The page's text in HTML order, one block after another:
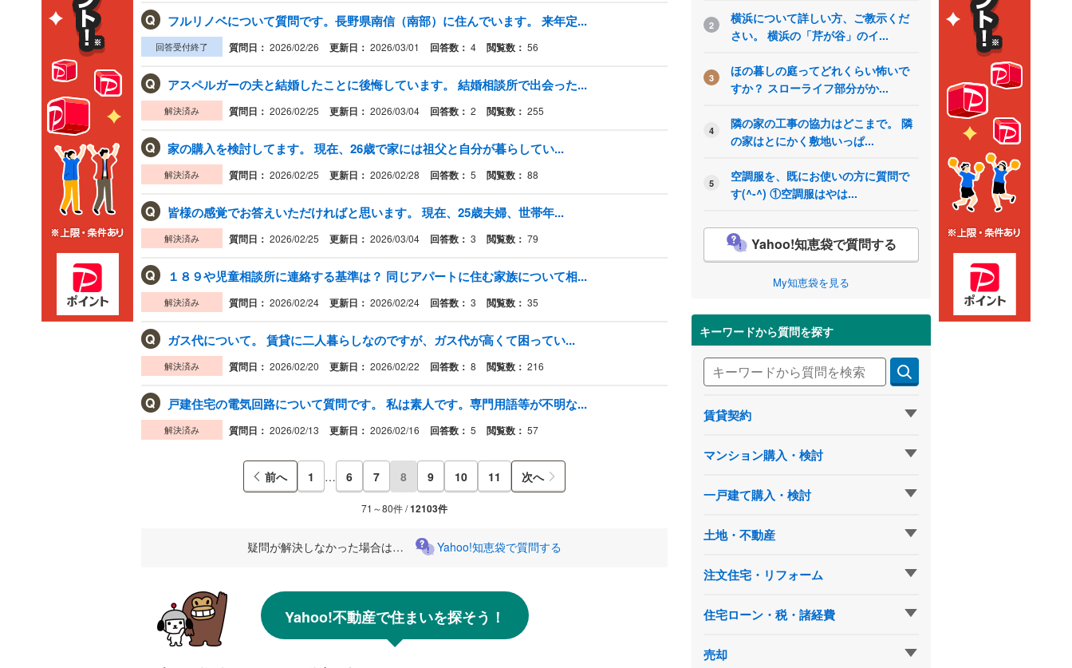
Q フルリノベについて質問です。長野県南信（南部）に住んでいます。 来年定...
回答受付終了 質問日： 2026/02/26 更新日： 2026/03/01 回答数： 4 閲覧数： 56
Q アスペルガーの夫と結婚したことに後悔しています。 結婚相談所で出会った...
解決済み 質問日： 2026/02/25 更新日： 2026/03/04 回答数： 2 閲覧数： 255
Q 家の購入を検討してます。 現在、26歳で家には祖父と自分が暮らしてい...
解決済み 質問日： 2026/02/25 更新日： 2026/02/28 回答数： 5 閲覧数： 88
Q 皆様の感覚でお答えいただければと思います。 現在、25歳夫婦、世帯年...
解決済み 質問日： 2026/02/25 更新日： 2026/03/04 回答数： 3 閲覧数： 79
Q １８９や児童相談所に連絡する基準は？ 同じアパートに住む家族について相...
解決済み 質問日： 2026/02/24 更新日： 2026/02/24 回答数： 3 閲覧数： 35
Q ガス代について。 賃貸に二人暮らしなのですが、ガス代が高くて困ってい...
解決済み 質問日： 2026/02/20 更新日： 2026/02/22 回答数： 8 閲覧数： 216
Q 戸建住宅の電気回路について質問です。 私は素人です。専門用語等が不明な...
解決済み 質問日： 2026/02/13 更新日： 2026/02/16 回答数： 5 閲覧数： 57
前へ 1 … 6 7 8 9 10 11 次へ
71～80件 /12103件
疑問が解決しなかった場合は… Yahoo!知恵袋で質問する
Yahoo!不動産で住まいを探そう！
2
横浜について詳しい方、ご教示くだ
さい。 横浜の「芹が谷」のイ...
3
ほの暮しの庭ってどれくらい怖いで
すか？ スローライフ部分がか...
4
隣の家の工事の協力はどこまで。 隣
の家はとにかく敷地いっぱ...
5
空調服を、既にお使いの方に質問で
す(^-^) ①空調服はやは...
Yahoo!知恵袋で質問する
My知恵袋を見る
キーワードから質問を探す
賃貸契約
マンション購入・検討
一戸建て購入・検討
土地・不動産
注文住宅・リフォーム
住宅ローン・税・諸経費
売却